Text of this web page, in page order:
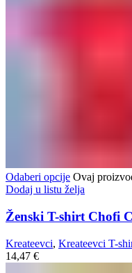
Odaberi opcije Ovaj
Dodaj u listu želja
Ženski T-shirt Chofi
Kreateevci, Kreateevci T-
14,47 €